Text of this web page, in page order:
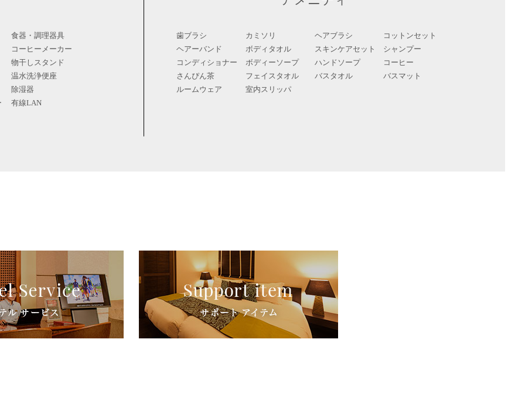
食器・調理器具
コーヒーメーカー
物干しスタンド
温水洗浄便座
除湿器
有線LAN
歯ブラシ カミソリ ヘアブラシ
コットンセット
ヘアーバンド
ボディタオル スキンケアセット
シャンプー
コンディショナー
ボディーソープ ハンドソープ
コーヒー
さんぴん茶
フェイスタオル バスタオル
バスマット
ルームウェア
室内スリッパ